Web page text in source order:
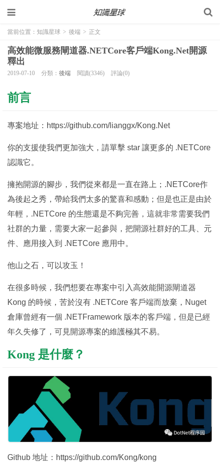
當前位置： 知識星球 > 後端 > 正文
高效能微服務閘道器.NETCore客戶端Kong.Net開源
釋出
2019-07-10 分類： 後端 閱讀(3346) 評論(0)
前言
專案地址：https://github.com/lianggx/Kong.Net
你的支援使我們更加強大，請單擊 star 讓更多的 .NETCore
認識它。
擁抱開源的腳步，我們從來都是一直在路上；.NETCore作
為後起之秀，帶給我們太多的驚喜和感動；但是也正是由於
年輕，.NETCore 的生態還是不夠完善，這就非常需要我們
社群的力量，需要大家一起參與，把開源社群好的工具、元
件、應用接入到 .NETCore 應用中。
他山之石，可以攻玉！
在很多時候，我們想要在專案中引入高效能開源閘道器
Kong 的時候，苦於沒有 .NETCore 客戶端而放棄，Nuget
倉庫曾經有一個 .NETFramework 版本的客戶端，但是已經
年久失修了，可見開源專案的維護極其不易。
Kong 是什麼？
Github 地址：https://github.com/Kong/kong